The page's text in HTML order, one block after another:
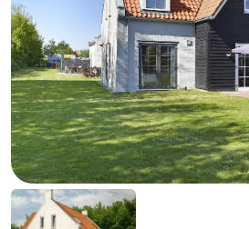
Appartementen
Campings
Hotels
Vakantiehuizen
-
Bad